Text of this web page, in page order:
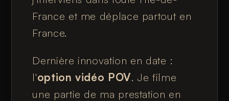
France et me déplace partout en
France.
Dernière innovation en date :
l'option vidéo POV. Je filme
une partie de ma prestation en